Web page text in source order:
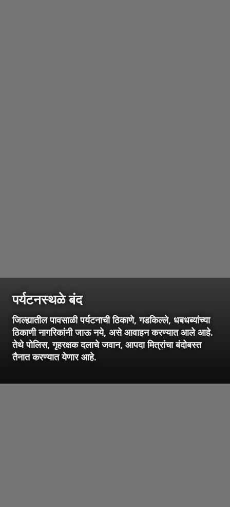
पर्यटनस्थळे बंद
जिल्ह्यातील पावसाळी पर्यटनाची ठिकाणे, गडकिल्ले, धबधब्यांच्या
ठिकाणी नागरिकांनी जाऊ नये, असे आवाहन करण्यात आले आहे.
तेथे पोलिस, गृहरक्षक दलाचे जवान, आपदा मित्रांचा बंदोबस्त
तैनात करण्यात येणार आहे.